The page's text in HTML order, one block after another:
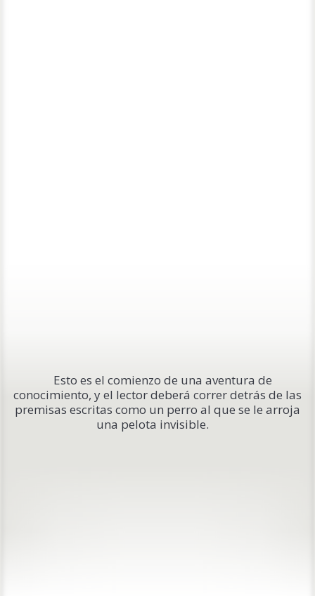
Esto es el comienzo de una aventura de
conocimiento, y el lector deberá correr detrás de las
premisas escritas como un perro al que se le arroja
una pelota invisible.